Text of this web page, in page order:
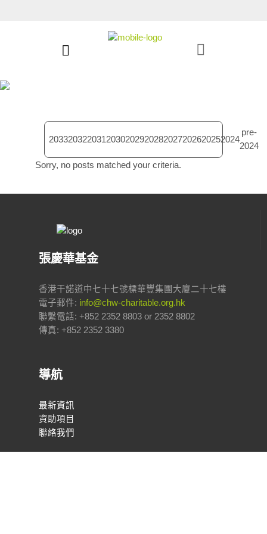
2033203220312030202920282027202620252024
pre-
2024
Sorry, no posts matched your criteria.
張慶華基金
香港干諾道中七十七號標華豐集團大廈二十七樓
電子郵件: info@chw-charitable.org.hk
聯繫電話: +852 2352 8803 or 2352 8802
傳真: +852 2352 3380
導航
最新資訊
資助項目
聯絡我們